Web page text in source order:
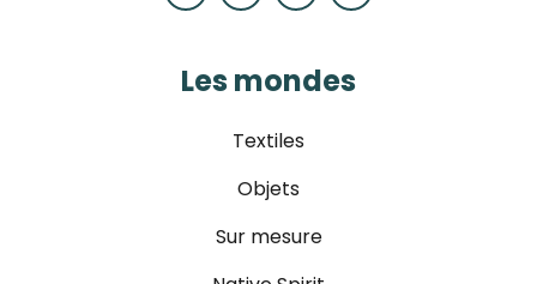
Les mondes
Textiles
Objets
Sur mesure